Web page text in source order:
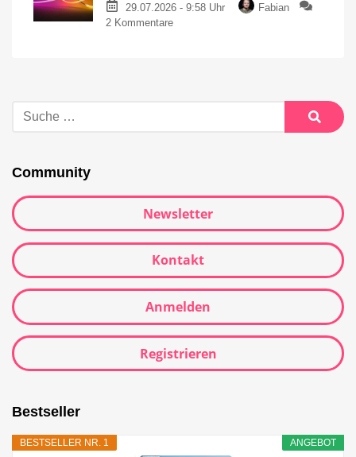
29.07.2026 - 9:58 Uhr
Fabian
2 Kommentare
Community
Newsletter
Kontakt
Anmelden
Registrieren
Bestseller
ANGEBOT
BESTSELLER NR. 1